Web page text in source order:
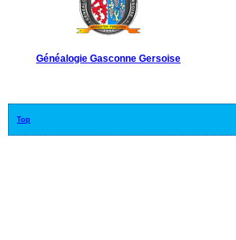
Généalogie Gasconne Gersoise
Top